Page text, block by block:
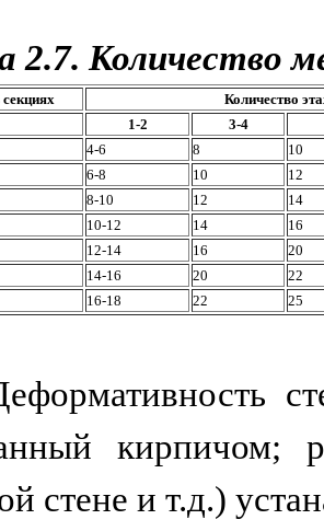
2.7. Количество
Количество
1-2
3-4
4-6 8
10
6-8 10
12
8-10 12
14
10-12 14
16
12-14 16
20
14-16 20
22
16-18 22 25
кирпичом;
стене и т.д.)